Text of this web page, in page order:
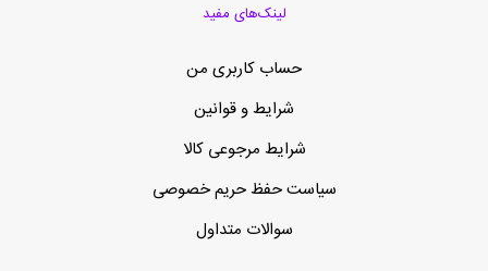
لینک‌های مفید
حساب کاربری من
شرایط و قوانین
شرایط مرجوعی کالا
سیاست حفظ حریم خصوصی
سوالات متداول